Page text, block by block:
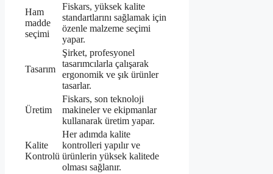
Ham
madde
seçimi
Fiskars, yüksek kalite
standartlarını sağlamak için
özenle malzeme seçimi
yapar.
Tasarım
Şirket, profesyonel
tasarımcılarla çalışarak
ergonomik ve şık ürünler
tasarlar.
Üretim
Fiskars, son teknoloji
makineler ve ekipmanlar
kullanarak üretim yapar.
Kalite
Kontrolü
Her adımda kalite
kontrolleri yapılır ve
ürünlerin yüksek kalitede
olması sağlanır.